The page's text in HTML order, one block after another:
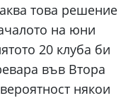
това решение
на юни
20 клуба би
във Втора
някои